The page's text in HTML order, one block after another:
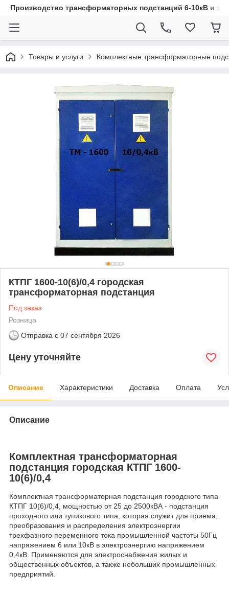
Производство трансформаторных подстанций 6-10кВ и
Товары и услуги Комплектные трансформаторные
КТПГ 1600-10(6)/0,4 городская
трансформаторная подстанция
Под заказ
Розница
Отправка с 07 сентября 2026
Цену уточняйте
Описание Характеристики Доставка Оплата
Описание
Комплектная трансформаторная
подстанция городская КТПГ 1600-
10(6)/0,4
Комплектная трансформаторная подстанция городского типа
КТПГ 10(6)/0,4, мощностью от 25 до 2500кВА - подстанция
проходного или тупикового типа, которая служит для приема,
преобразования и распределения электроэнергии
трехфазного переменного тока промышленной частоты 50Гц
напряжением 6 или 10кВ в электроэнергию напряжением
0,4кВ. Применяются для электроснабжения жилых и
общественных объектов, а также небольших промышленных
предприятий.